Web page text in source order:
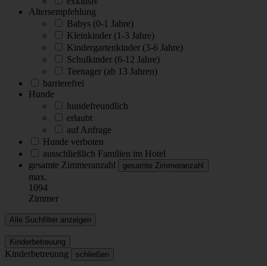
Altersempfehlung
Babys (0-1 Jahre)
Kleinkinder (1-3 Jahre)
Kindergartenkinder (3-6 Jahre)
Schulkinder (6-12 Jahre)
Teenager (ab 13 Jahren)
barrierefrei
Hunde
hundefreundlich
erlaubt
auf Anfrage
Hunde verboten
ausschließlich Familien im Hotel
gesamte Zimmeranzahl
gesamte Zimmeranzahl
max.
1094
Zimmer
Alle Suchfilter anzeigen
Kinderbetreuung
Kinderbetreuung schließen